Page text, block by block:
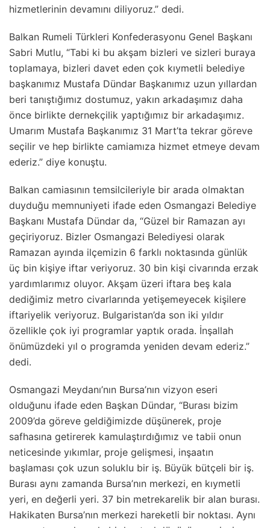
hizmetlerinin devamını diliyoruz.” dedi.
Balkan Rumeli Türkleri Konfederasyonu Genel Başkanı
Sabri Mutlu, “Tabi ki bu akşam bizleri ve sizleri buraya
toplamaya, bizleri davet eden çok kıymetli belediye
başkanımız Mustafa Dündar Başkanımız uzun yıllardan
beri tanıştığımız dostumuz, yakın arkadaşımız daha
önce birlikte dernekçilik yaptığımız bir arkadaşımız.
Umarım Mustafa Başkanımız 31 Mart’ta tekrar göreve
seçilir ve hep birlikte camiamıza hizmet etmeye devam
ederiz.” diye konuştu.
Balkan camiasının temsilcileriyle bir arada olmaktan
duyduğu memnuniyeti ifade eden Osmangazi Belediye
Başkanı Mustafa Dündar da, “Güzel bir Ramazan ayı
geçiriyoruz. Bizler Osmangazi Belediyesi olarak
Ramazan ayında ilçemizin 6 farklı noktasında günlük
üç bin kişiye iftar veriyoruz. 30 bin kişi civarında erzak
yardımlarımız oluyor. Akşam üzeri iftara beş kala
dediğimiz metro civarlarında yetişemeyecek kişilere
iftariyelik veriyoruz. Bulgaristan’da son iki yıldır
özellikle çok iyi programlar yaptık orada. İnşallah
önümüzdeki yıl o programda yeniden devam ederiz.”
dedi.
Osmangazi Meydanı’nın Bursa’nın vizyon eseri
olduğunu ifade eden Başkan Dündar, “Burası bizim
2009’da göreve geldiğimizde düşünerek, proje
safhasına getirerek kamulaştırdığımız ve tabii onun
neticesinde yıkımlar, proje gelişmesi, inşaatın
başlaması çok uzun soluklu bir iş. Büyük bütçeli bir iş.
Burası aynı zamanda Bursa’nın merkezi, en kıymetli
yeri, en değerli yeri. 37 bin metrekarelik bir alan burası.
Hakikaten Bursa’nın merkezi hareketli bir noktası. Aynı